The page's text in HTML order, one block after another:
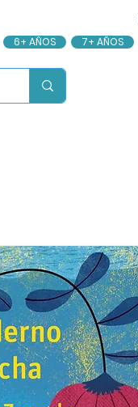
6+ AÑOS 7+ AÑOS